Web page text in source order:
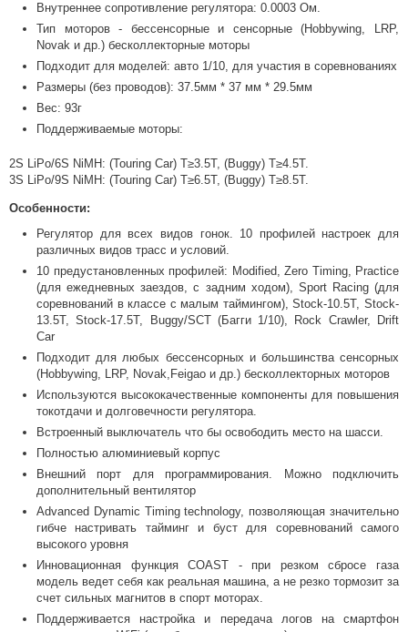
Внутреннее сопротивление регулятора: 0.0003 Ом.
Тип моторов - бессенсорные и сенсорные (Hobbywing, LRP,
Novak и др.) бесколлекторные моторы
Подходит для моделей: авто 1/10, для участия в соревнованиях
Размеры (без проводов): 37.5мм * 37 мм * 29.5мм
Вес: 93г
Поддерживаемые моторы:
2S LiPo/6S NiMH: (Touring Car) T≥3.5T, (Buggy) T≥4.5T.
3S LiPo/9S NiMH: (Touring Car) T≥6.5T, (Buggy) T≥8.5T.
Особенности:
Регулятор для всех видов гонок. 10 профилей настроек для
различных видов трасс и условий.
10 предустановленных профилей: Modified, Zero Timing, Practice
(для ежедневных заездов, с задним ходом), Sport Racing (для
соревнований в классе с малым таймингом), Stock-10.5T, Stock-
13.5T, Stock-17.5T, Buggy/SCT (Багги 1/10), Rock Crawler, Drift
Car
Подходит для любых бессенсорных и большинства сенсорных
(Hobbywing, LRP, Novak,Feigao и др.) бесколлекторных моторов
Используются высококачественные компоненты для повышения
токотдачи и долговечности регулятора.
Встроенный выключатель что бы освободить место на шасси.
Полностью алюминиевый корпус
Внешний порт для программирования. Можно подключить
дополнительный вентилятор
Advanced Dynamic Timing technology, позволяющая значительно
гибче настривать тайминг и буст для соревнований самого
высокого уровня
Инновационная функция COAST - при резком сбросе газа
модель ведет себя как реальная машина, а не резко тормозит за
счет сильных магнитов в спорт моторах.
Поддерживается настройка и передача логов на смартфон